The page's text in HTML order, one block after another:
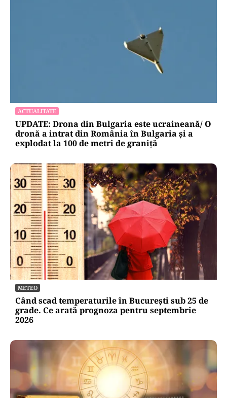
Reguli noi la vamă: Câte țigări și cât alcool mai
poți aduce din Bulgaria cu sacoșa
ACTUALITATE
UPDATE: Drona din Bulgaria este ucraineană/ O
dronă a intrat din România în Bulgaria şi a
explodat la 100 de metri de graniţă